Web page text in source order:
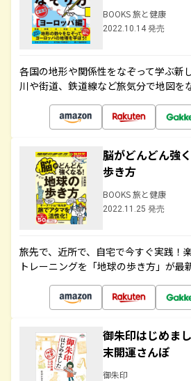
BOOKS 旅と健康
2022.10.14 発売
各国の地形や関係性をなぞって学ぶ新
川や街道、鉄道線など旅気分で地図を
脳がどんどん強
歩き方
BOOKS 旅と健康
2022.11.25 発売
旅先で、近所で、自宅で今すぐ実践！
トレーニングを「地球の歩き方」が最
御朱印はじめ
末開運さんぽ
御朱印